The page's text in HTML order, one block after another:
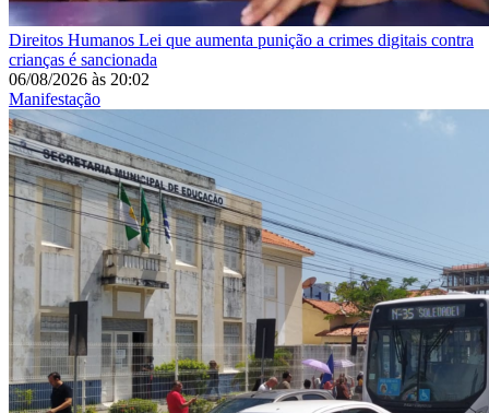
Direitos Humanos Lei que aumenta punição a crimes digitais contra
crianças é sancionada
06/08/2026 às 20:02
Manifestação